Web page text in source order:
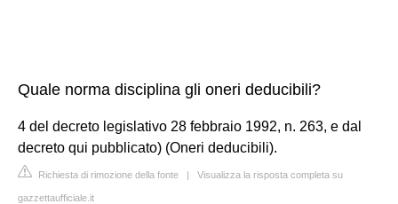
Quale norma disciplina gli oneri deducibili?
4 del decreto legislativo 28 febbraio 1992, n. 263, e dal
decreto qui pubblicato) (Oneri deducibili).
Richiesta di rimozione della fonte | Visualizza la risposta completa su
gazzettaufficiale.it